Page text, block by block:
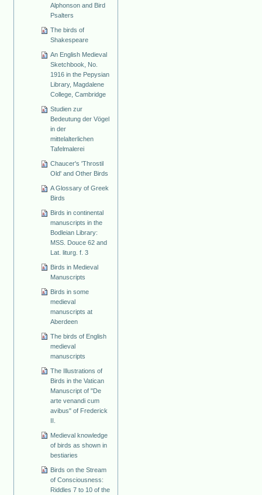
Alphonson and Bird
Psalters
The birds of
Shakespeare
An English Medieval
Sketchbook, No.
1916 in the Pepysian
Library, Magdalene
College, Cambridge
Studien zur
Bedeutung der Vögel
in der
mittelalterlichen
Tafelmalerei
Chaucer's 'Throstil
Old' and Other Birds
A Glossary of Greek
Birds
Birds in continental
manuscripts in the
Bodleian Library:
MSS. Douce 62 and
Lat. liturg. f. 3
Birds in Medieval
Manuscripts
Birds in some
medieval
manuscripts at
Aberdeen
The birds of English
medieval
manuscripts
The Illustrations of
Birds in the Vatican
Manuscript of "De
arte venandi cum
avibus" of Frederick
II.
Medieval knowledge
of birds as shown in
bestiaries
Birds on the Stream
of Consciousness:
Riddles 7 to 10 of the